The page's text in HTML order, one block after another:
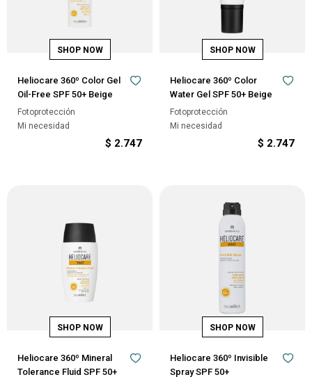
Heliocare 360º Color Gel
Oil-Free SPF 50+ Beige
Fotoprotección
Mi necesidad
$ 2.747
Heliocare 360º Color
Water Gel SPF 50+ Beige
Fotoprotección
Mi necesidad
$ 2.747
Heliocare 360º Mineral
Tolerance Fluid SPF 50+
Heliocare 360º Invisible
Spray SPF 50+